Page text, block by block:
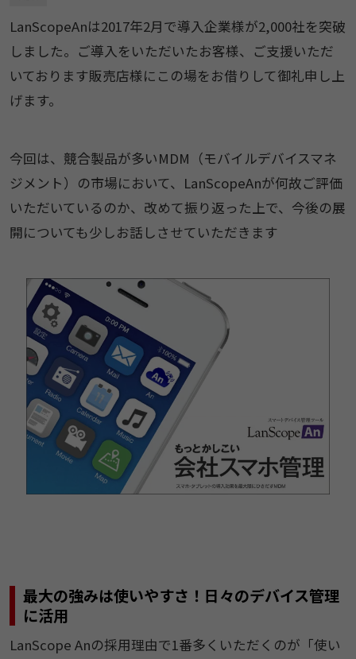
LanScopeAnは2017年2月で導入企業様が2,000社を突破
しました。ご導入をいただいたお客様、ご支援いただ
いております販売店様にこの場をお借りして御礼申し上
げます。
今回は、競合製品が多いMDM（モバイルデバイスマネ
ジメント）の市場において、LanScopeAnが何故ご評価
いただいているのか、改めて振り返った上で、今後の展
開についても少しお話しさせていただきます
最大の強みは使いやすさ！日々のデバイス管理
に活用
LanScope Anの採用理由で1番多くいただくのが「使い